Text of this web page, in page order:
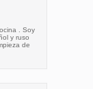
. Soy
y ruso
de